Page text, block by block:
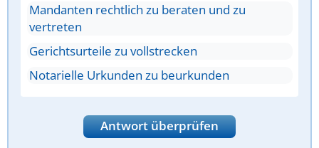
Mandanten rechtlich zu beraten und zu
vertreten
Gerichtsurteile zu vollstrecken
Notarielle Urkunden zu beurkunden
Antwort überprüfen